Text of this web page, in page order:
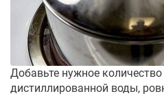
Добавьте нужное количество
дистиллированной воды,